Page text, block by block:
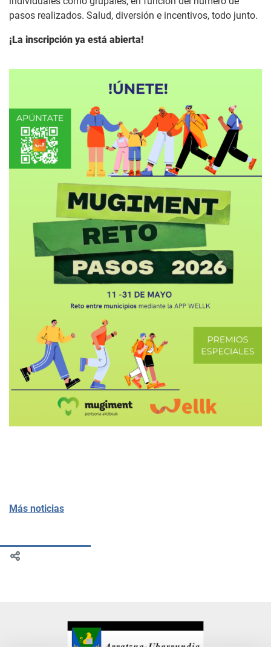
pasos realizados. Salud, diversión e incentivos, todo junto.
¡La inscripción ya está abierta!
Más noticias